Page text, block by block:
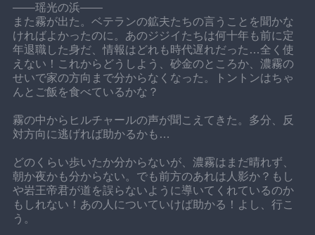
——瑶光の浜——
また霧が出た。ベテランの鉱夫たちの言うことを聞かな
ければよかったのに。あのジジイたちは何十年も前に定
年退職した身だ、情報はどれも時代遅れだった…全く使
えない！これからどうしよう、砂金のところか、濃霧の
せいで家の方向まで分からなくなった。トントンはちゃ
んとご飯を食べているかな？
霧の中からヒルチャールの声が聞こえてきた。多分、反
対方向に逃げれば助かるかも…
どのくらい歩いたか分からないが、濃霧はまだ晴れず、
朝か夜かも分からない。でも前方のあれは人影か？もし
や岩王帝君が道を誤らないように導いてくれているのか
もしれない！あの人についていけば助かる！よし、行こ
う。